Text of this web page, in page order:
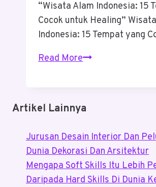
“Wisata Alam Indonesia: 15
Cocok untuk Healing”
Indonesia: 15 Tempat yang
Read MoreWisata
Tempat
Yang
Cocok
Untuk
Healing
Artikel Lainnya
Jurusan Desain Interior Dan
Dunia Dekorasi Dan Arsitektur
Mengapa Soft Skills Itu Lebih
Daripada Hard Skills Di Dunia